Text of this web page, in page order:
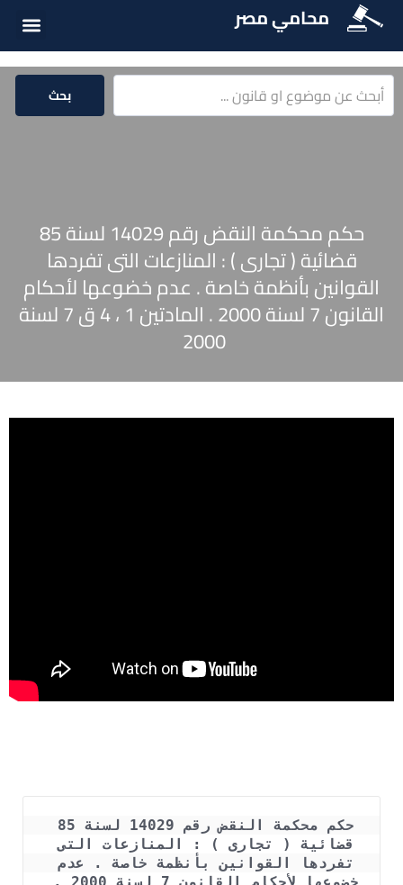
محامي مصر
بحث
حكم محكمة النقض رقم 14029 لسنة 85
قضائية ( تجارى ) : المنازعات التى تفردها
القوانين بأنظمة خاصة . عدم خضوعها لأحكام
القانون 7 لسنة 2000 . المادتين 1 ، 4 ق 7 لسنة
2000
قضائية ( تجارى ) : المنازعات التى